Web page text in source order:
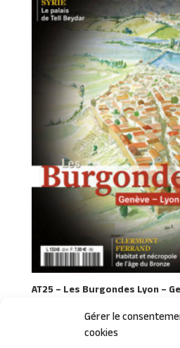
Gérer le
cookies
AT25 – Les Burgondes Lyon –